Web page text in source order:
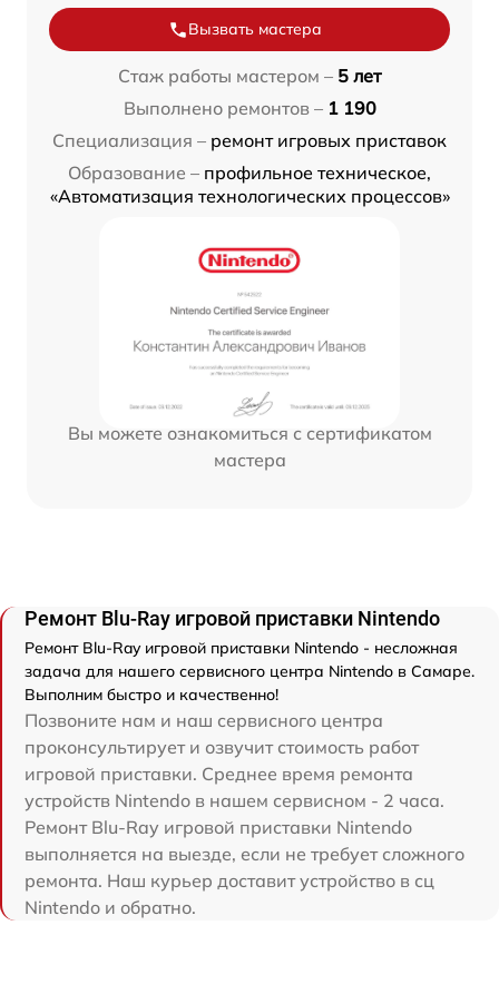
Вызвать мастера
Стаж работы мастером – 5 лет
Выполнено ремонтов – 1 190
Специализация – ремонт игровых приставок
Образование – профильное техническое,
«Автоматизация технологических процессов»
Вы можете ознакомиться с сертификатом
мастера
Ремонт Blu-Ray игровой приставки Nintendo
Ремонт Blu-Ray игровой приставки Nintendo - несложная
задача для нашего сервисного центра Nintendo в Самаре.
Выполним быстро и качественно!
Позвоните нам и наш сервисного центра
проконсультирует и озвучит стоимость работ
игровой приставки. Среднее время ремонта
устройств Nintendo в нашем сервисном - 2 часа.
Ремонт Blu-Ray игровой приставки Nintendo
выполняется на выезде, если не требует сложного
ремонта. Наш курьер доставит устройство в сц
Nintendo и обратно.